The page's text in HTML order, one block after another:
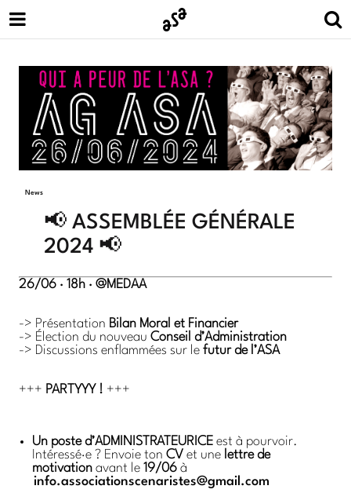
News
📢 ASSEMBLÉE GÉNÉRALE
2024 📢
26/06 · 18h · @MEDAA
-> Présentation Bilan Moral et Financier
-> Élection du nouveau Conseil d’Administration
-> Discussions enflammées sur le futur de l’ASA
+++ PARTYYY ! +++
Un poste d’ADMINISTRATEURICE est à pourvoir.
Intéressé·e ? Envoie ton CV et une lettre de
motivation avant le 19/06 à
info.associationscenaristes@gmail.com